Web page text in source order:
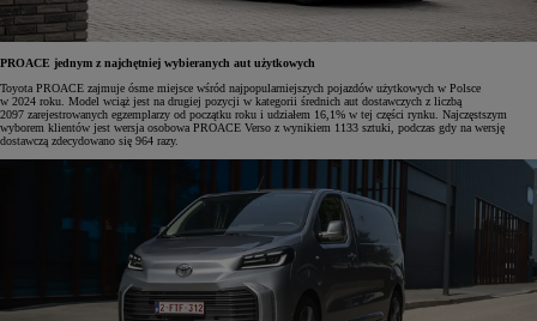
PROACE jednym z najchętniej wybieranych aut użytkowych
Toyota PROACE zajmuje ósme miejsce wśród najpopularniejszych pojazdów użytkowych w Polsce
w 2024 roku. Model wciąż jest na drugiej pozycji w kategorii średnich aut dostawczych z liczbą
2097 zarejestrowanych egzemplarzy od początku roku i udziałem 16,1% w tej części rynku. Najczęstszym
wyborem klientów jest wersja osobowa PROACE Verso z wynikiem 1133 sztuki, podczas gdy na wersję
dostawczą zdecydowano się 964 razy.